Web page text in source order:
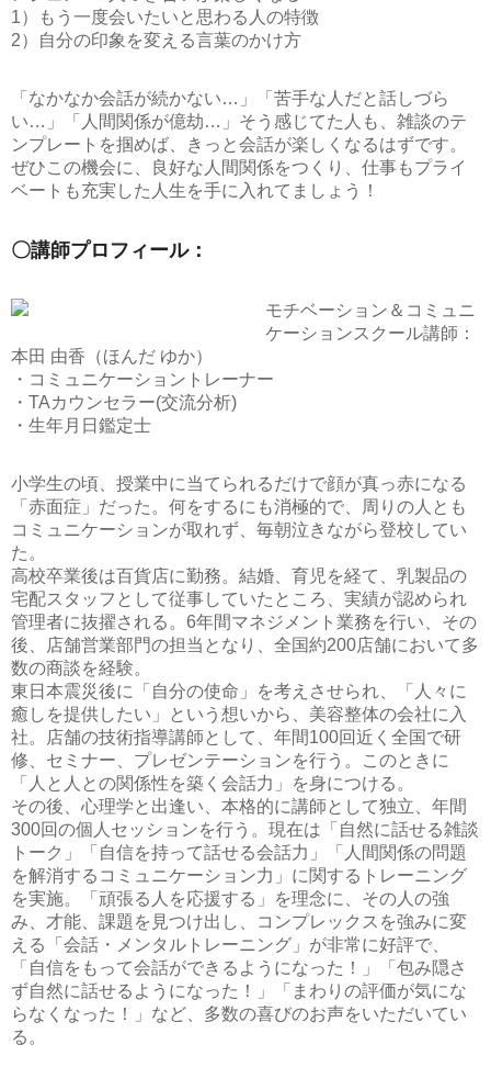
1）もう一度会いたいと思わる人の特徴
2）自分の印象を変える言葉のかけ方
「なかなか会話が続かない…」「苦手な人だと話しづら
い…」「人間関係が億劫…」そう感じてた人も、雑談のテ
ンプレートを掴めば、きっと会話が楽しくなるはずです。
ぜひこの機会に、良好な人間関係をつくり、仕事もプライ
ベートも充実した人生を手に入れてましょう！
〇講師プロフィール：
モチベーション＆コミュニ
ケーションスクール講師：
本田 由香（ほんだ ゆか）
・コミュニケーショントレーナー
・TAカウンセラー(交流分析)
・生年月日鑑定士
小学生の頃、授業中に当てられるだけで顔が真っ赤になる
「赤面症」だった。何をするにも消極的で、周りの人とも
コミュニケーションが取れず、毎朝泣きながら登校してい
た。
高校卒業後は百貨店に勤務。結婚、育児を経て、乳製品の
宅配スタッフとして従事していたところ、実績が認められ
管理者に抜擢される。6年間マネジメント業務を行い、その
後、店舗営業部門の担当となり、全国約200店舗において多
数の商談を経験。
東日本震災後に「自分の使命」を考えさせられ、「人々に
癒しを提供したい」という想いから、美容整体の会社に入
社。店舗の技術指導講師として、年間100回近く全国で研
修、セミナー、プレゼンテーションを行う。このときに
「人と人との関係性を築く会話力」を身につける。
その後、心理学と出逢い、本格的に講師として独立、年間
300回の個人セッションを行う。現在は「自然に話せる雑談
トーク」「自信を持って話せる会話力」「人間関係の問題
を解消するコミュニケーション力」に関するトレーニング
を実施。「頑張る人を応援する」を理念に、その人の強
み、才能、課題を見つけ出し、コンプレックスを強みに変
える「会話・メンタルトレーニング」が非常に好評で、
「自信をもって会話ができるようになった！」「包み隠さ
ず自然に話せるようになった！」「まわりの評価が気にな
らなくなった！」など、多数の喜びのお声をいただいてい
る。